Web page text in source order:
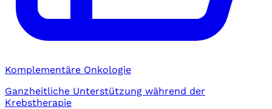
Komplementäre Onkologie
Ganzheitliche Unterstützung während der
Krebstherapie